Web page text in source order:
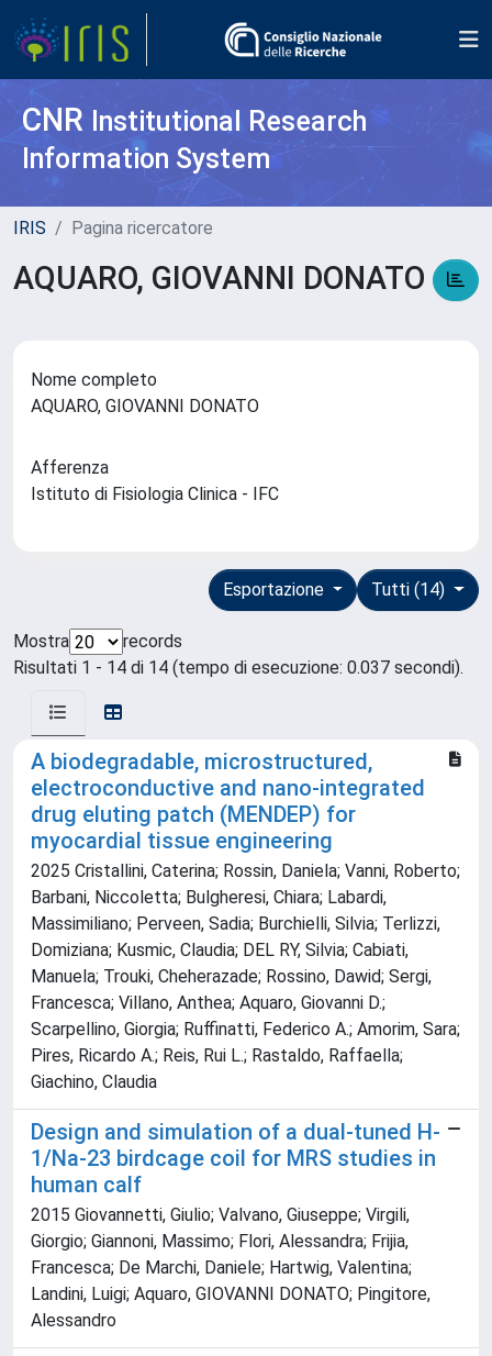
CNR Institutional Research
Information System
IRIS Pagina ricercatore
AQUARO, GIOVANNI DONATO
Nome completo
AQUARO, GIOVANNI DONATO
Afferenza
Istituto di Fisiologia Clinica - IFC
Tutti (14)
Esportazione
Mostra
records
Risultati 1 - 14 di 14 (tempo di esecuzione: 0.037 secondi).
A biodegradable, microstructured,
electroconductive and nano-integrated
drug eluting patch (MENDEP) for
myocardial tissue engineering
2025 Cristallini, Caterina; Rossin, Daniela; Vanni, Roberto;
Barbani, Niccoletta; Bulgheresi, Chiara; Labardi,
Massimiliano; Perveen, Sadia; Burchielli, Silvia; Terlizzi,
Domiziana; Kusmic, Claudia; DEL RY, Silvia; Cabiati,
Manuela; Trouki, Cheherazade; Rossino, Dawid; Sergi,
Francesca; Villano, Anthea; Aquaro, Giovanni D.;
Scarpellino, Giorgia; Ruffinatti, Federico A.; Amorim, Sara;
Pires, Ricardo A.; Reis, Rui L.; Rastaldo, Raffaella;
Giachino, Claudia
Design and simulation of a dual-tuned H-
1/Na-23 birdcage coil for MRS studies in
human calf
2015 Giovannetti, Giulio; Valvano, Giuseppe; Virgili,
Giorgio; Giannoni, Massimo; Flori, Alessandra; Frijia,
Francesca; De Marchi, Daniele; Hartwig, Valentina;
Landini, Luigi; Aquaro, GIOVANNI DONATO; Pingitore,
Alessandro